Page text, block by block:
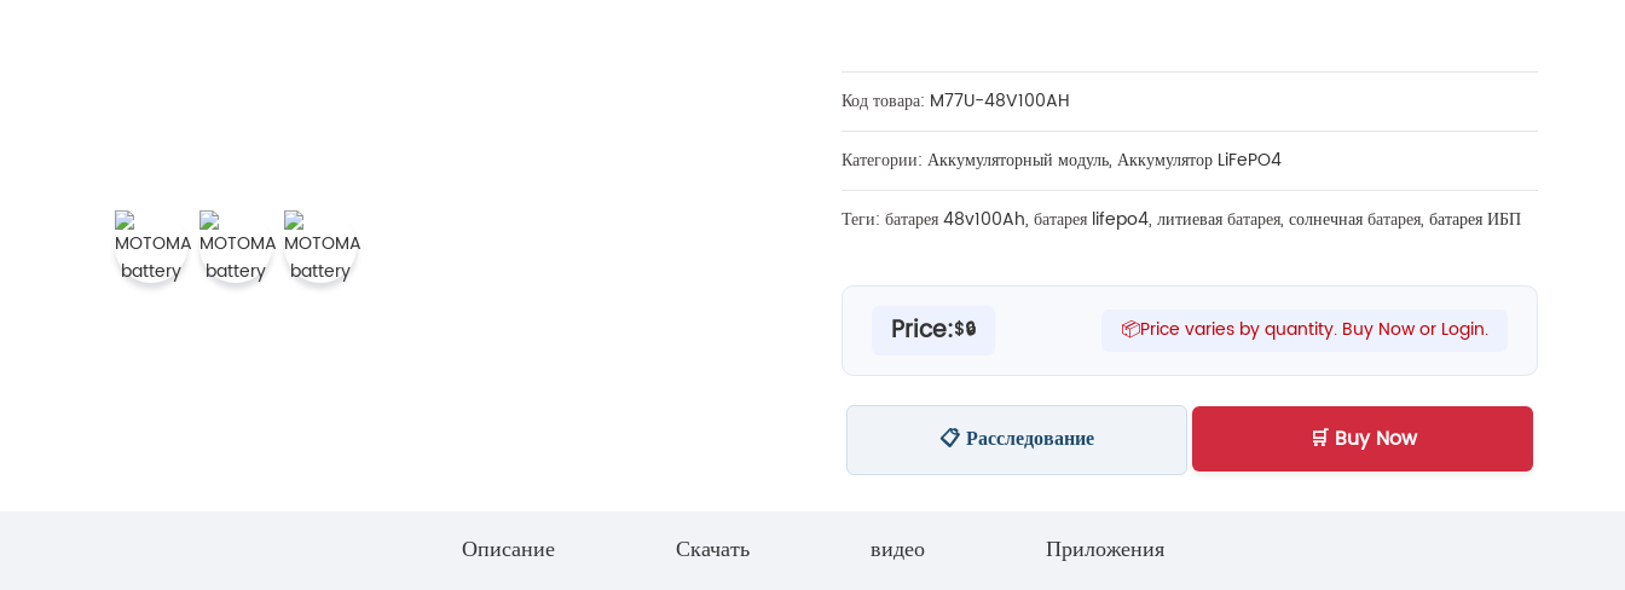
Код товара: M77U-48V100AH
Категории: Аккумуляторный модуль, Аккумулятор LiFePO4
Теги: батарея48v100Ah, батарея lifepo4, литиеваябатарея, солнечнаябатарея, батарея ИБП
Price:$🔒 📦Price varies by quantity. Buy Now or Login.
📋 Расследование 🛒 Buy Now
Описание Скачать видео Приложения